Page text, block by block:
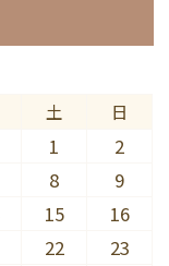
土 日
1
2
8
9
15
16
22
23